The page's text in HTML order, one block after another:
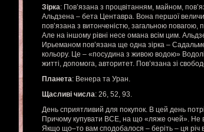
Зірка: Пов’язана з процвітанням, майном,
Альдзена – бета Центавра. Вона першої
пов’язана з витонченістю, загальною повагою,
Але на іншому рівні несе омана всім цим.
Ирьеманом пов’язана ще одна зірка –
кольору. Це – «посудина з живою водою»
житті, допомога, авторитет. Пов’язана зі
Планета: Венера та Уран.
Щасливі числа: 26, 52, 93.
День сприятливий для покупок. В цей день
Причому купувати ВСЕ, на що «ляже очей». Не
Якщо що–то вам сподобалося – беріть – ця